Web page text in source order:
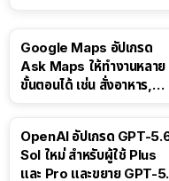
Google Maps อัปเกรด
Ask Maps ให้ทำงานหลาย
ขั้นตอนได้ เช่น สั่งอาหาร,
OpenAI อัปเกรด GPT-
Sol ใหม่ สำหรับผู้ใช้ Plus
และ Pro และขยาย GPT-